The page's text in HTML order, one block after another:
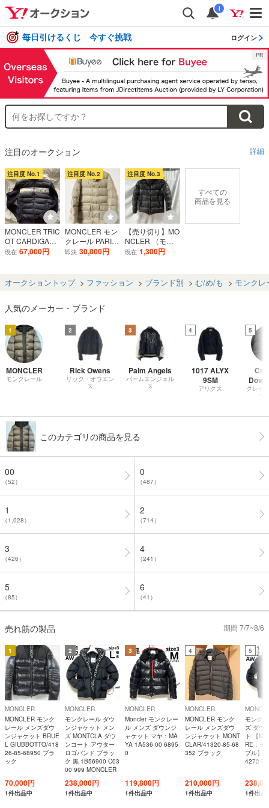
i
毎日引けるくじ 今すぐ挑戦 ログイン
注目のオークション 詳細
注目度 No.1
MONCLER TRIC
OT CARDIGAN
ダウンジャケッ
ーディガン ダウ
ン・ニットのハ
イビー サイズM
現在 67,000円
注目度 No.2
MONCLER モン
クレール PARIS
BROWNTAG OL
ージュ size2
即決 30,000円
注目度 No.3
【売り切り】MO
NCLER （モン
クレール） ダウ
現在 1,300円
すべての
商品を見る
オークショントップ ファッション ブランド別 む/め/も モンクレ
人気のメーカー・ブランド
1
MONCLER
モンクレール
2
Rick Owens
リック・オウエン
ス
3
Palm Angels
パームエンジェル
ス
4
1017 ALYX
9SM
アリクス
5
クレセ
ワ
このカテゴリの商品を見る
00
（52）
0
（487）
1
（1,028）
2
（714）
3
（426）
4
（241）
5
（85）
6
（41）
売れ筋の製品 期間 7/7~8/6
1
MONCLER
MONCLER モンク
レール メンズダウ
ンジャケット BRUE
L GIUBBOTTO/418
26-85-68950 ブラ
ック
70,000円
1件出品中
2
MONCLER
モンクレール ダウ
ンジャケット メン
ズ MONTCLA ダウ
ンコート アウター
ロゴバンド ブラッ
ク 黒 1B56900 C03
00 999 MONCLER
238,000円
1件出品中
3
MONCLER
Moncler モンクレー
ル メンズ ダウンジ
ャケット マヤ：MA
YA 1A536 00 6895
0
119,800円
1件出品中
4
MONCLER
MONCLER モンク
レール メンズダウ
ンジャケット MONT
CLAR/41320-85-68
352 ブラック
210,000円
1件出品中
5
モンク
ズ ダウ
ト 【
RE：モ
ブル】
4272
1件出品